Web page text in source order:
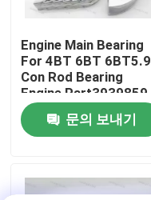
우리 에 관한 것
공장 투어
품질 관리
저희와 연락
Engine Main Bearing
For 4BT 6BT 6BT5.9
Con Rod Bearing
Engine Part3939859
3802070
문의 보내기